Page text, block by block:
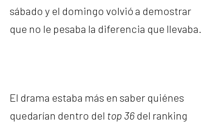
sábado y el domingo volvió a demostrar
que no le pesaba la diferencia que llevaba.
El drama estaba más en saber quiénes
quedarían dentro del top 36del ranking